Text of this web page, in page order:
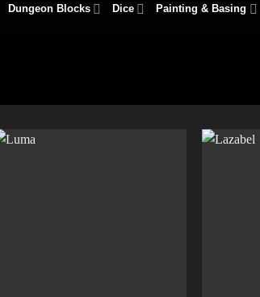
Dungeon Blocks Dice Painting & Basing